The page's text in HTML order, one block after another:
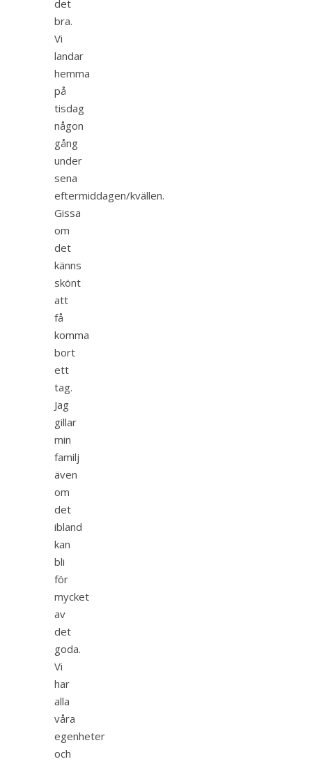
det
bra.
Vi
landar
hemma
på
tisdag
någon
gång
under
sena
eftermiddagen/kvällen.
Gissa
om
det
känns
skönt
att
få
komma
bort
ett
tag.
Jag
gillar
min
familj
även
om
det
ibland
kan
bli
för
mycket
av
det
goda.
Vi
har
alla
våra
egenheter
och